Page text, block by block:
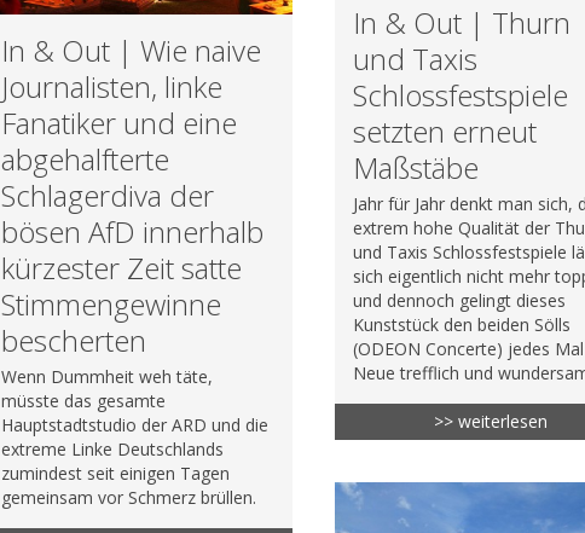
In & Out | Wie naive
Journalisten, linke
Fanatiker und eine
abgehalfterte
Schlagerdiva der
bösen AfD innerhalb
kürzester Zeit satte
Stimmengewinne
bescherten
Wenn Dummheit weh täte,
müsste das gesamte
Hauptstadtstudio der ARD und die
extreme Linke Deutschlands
zumindest seit einigen Tagen
gemeinsam vor Schmerz brüllen.
In & Out | Thurn
und Taxis
Schlossfestspiele
setzten erneut
Maßstäbe
Jahr für Jahr denkt man sich,
extrem hohe Qualität der
und Taxis Schlossfestspiele
sich eigentlich nicht mehr
und dennoch gelingt dieses
Kunststück den beiden Sölls
(ODEON Concerte) jedes
Neue trefflich und
>> weiterlesen